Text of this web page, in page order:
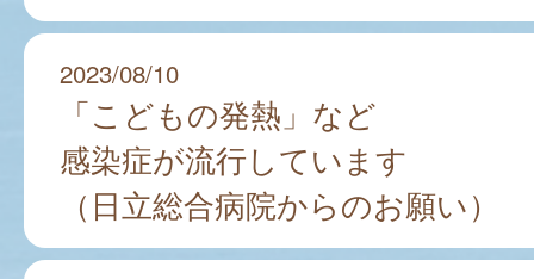
2023/08/10
「こどもの発熱」など
感染症が流行しています
（日立総合病院からのお願い）